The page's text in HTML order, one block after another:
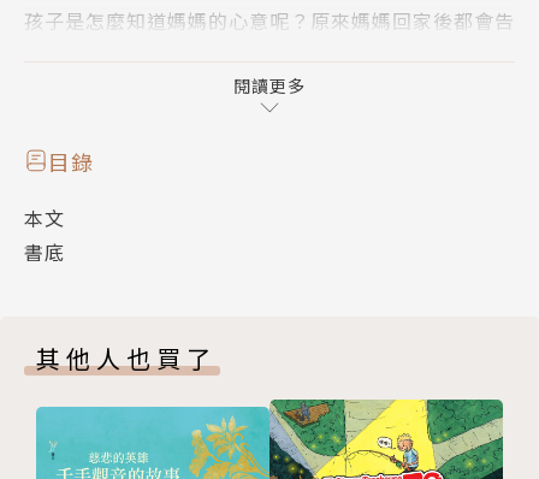
孩子是怎麼知道媽媽的心意呢？原來媽媽回家後都會告
事。孩子於是覺得：媽媽每天出門去上班，不過沒關
係，她下班後就能陪我好好玩了!
象，不但絲毫沒有分離焦慮，還很期待媽媽去上班。這
個故事揭示了解決孩子分離焦慮的解答，答案出乎意料
媽媽不吝於表達自己對孩子的愛，願意用簡單易懂的語
解，暫時性的分離沒有那麼可怕。孩子知道短暫的分離
並不是永久地從雙親身邊離開後，也就不會一直哭鬧
閱讀更多
目錄
本文
書底
其他人也買了